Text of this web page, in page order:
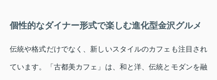
個性的なダイナー形式で楽しむ進化型金沢グルメ
伝統や格式だけでなく、新しいスタイルのカフェも注目され
ています。「古都美カフェ」は、和と洋、伝統とモダンを融